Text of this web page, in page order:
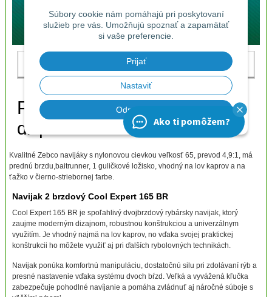
Kvalitné Zebco navijáky s nylonovou cievkou veľkosť 65, prevod 4,9:1, má
prednú brzdu,baitrunner, 1 guličkové ložisko, vhodný na lov kaprov a na
ťažko v čierno-striebornej farbe.
Navijak 2 brzdový Cool Expert 165 BR
Cool Expert 165 BR je spoľahlivý dvojbrzdový rybársky navijak, ktorý
zaujme moderným dizajnom, robustnou konštrukciou a univerzálnym
využitím. Je vhodný najmä na lov kaprov, no vďaka svojej praktickej
konštrukcii ho môžete využiť aj pri ďalších rybolovných technikách.
Navijak ponúka komfortnú manipuláciu, dostatočnú silu pri zdolávaní rýb a
presné nastavenie vďaka systému dvoch bŕzd. Veľká a vyvážená kľučka
zabezpečuje pohodlné navíjanie a pomáha zvládnuť aj náročné súboje s